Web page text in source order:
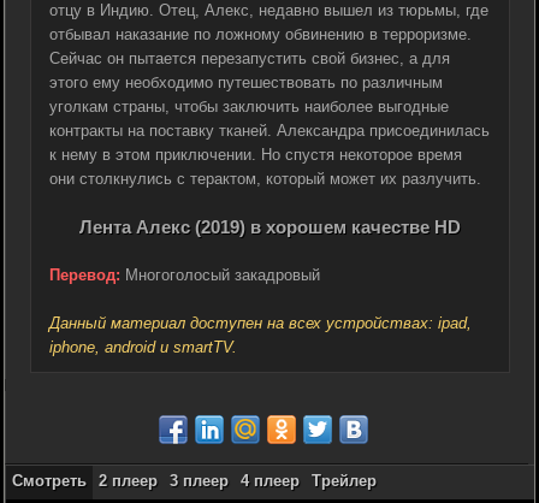
отцу в Индию. Отец, Алекс, недавно вышел из тюрьмы, где
отбывал наказание по ложному обвинению в терроризме.
Сейчас он пытается перезапустить свой бизнес, а для
этого ему необходимо путешествовать по различным
уголкам страны, чтобы заключить наиболее выгодные
контракты на поставку тканей. Александра присоединилась
к нему в этом приключении. Но спустя некоторое время
они столкнулись с терактом, который может их разлучить.
Лента Алекс (2019) в хорошем качестве HD
Перевод: Многоголосый закадровый
Данный материал доступен на всех устройствах: ipad,
iphone, android и smartTV.
Смотреть 2 плеер 3 плеер 4 плеер Трейлер